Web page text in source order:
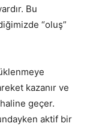
Bu
“oluş”
kazanır ve
geçer.
aktif bir